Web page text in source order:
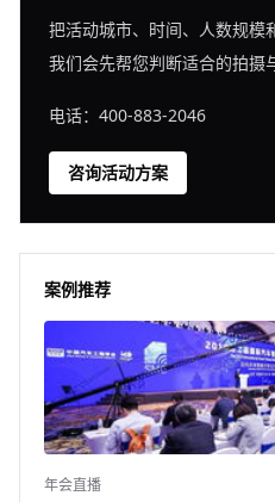
把活动城市、时间、人数规模
我们会先帮您判断适合的拍摄
电话：400-883-2046
咨询活动方案
案例推荐
年会直播